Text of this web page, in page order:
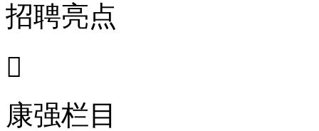
招聘亮点

康强栏目